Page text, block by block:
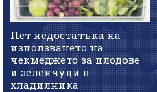
Пет недостатъка на
използването на
чекмеджето за плодове
и зеленчуци в
хладилника